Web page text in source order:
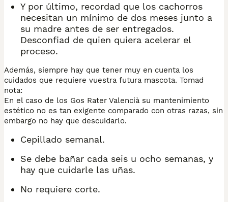
Y por último, recordad que los cachorros
necesitan un mínimo de dos meses junto a
su madre antes de ser entregados.
Desconfiad de quien quiera acelerar el
proceso.
Además, siempre hay que tener muy en cuenta los
cuidados que requiere vuestra futura mascota. Tomad
nota:
En el caso de los Gos Rater Valencià su mantenimiento
estético no es tan exigente comparado con otras razas, sin
embargo no hay que descuidarlo.
Cepillado semanal.
Se debe bañar cada seis u ocho semanas, y
hay que cuidarle las uñas.
No requiere corte.